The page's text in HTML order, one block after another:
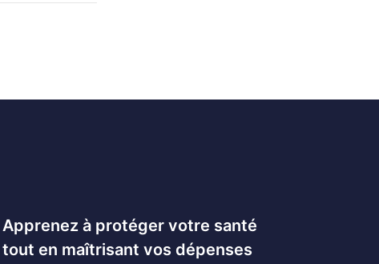
Apprenez à protéger votre santé
tout en maîtrisant vos dépenses